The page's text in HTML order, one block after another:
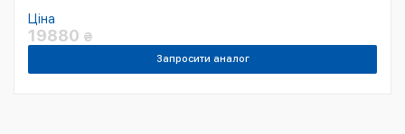
Ціна
19880 ₴
Запросити аналог